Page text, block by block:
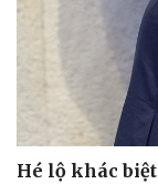
Hé lộ khác